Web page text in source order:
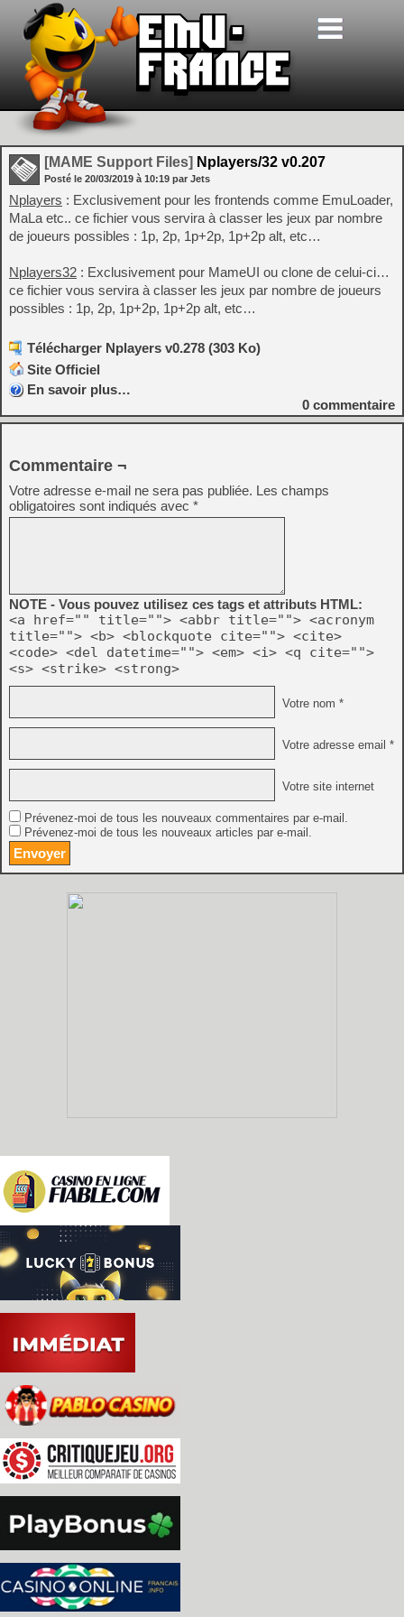
[MAME Support Files] Nplayers/32 v0.207
Posté le 20/03/2019 à 10:19 par Jets
Nplayers : Exclusivement pour les frontends comme EmuLoader,
MaLa etc.. ce fichier vous servira à classer les jeux par nombre
de joueurs possibles : 1p, 2p, 1p+2p, 1p+2p alt, etc…
Nplayers32 : Exclusivement pour MameUI ou clone de celui-ci…
ce fichier vous servira à classer les jeux par nombre de joueurs
possibles : 1p, 2p, 1p+2p, 1p+2p alt, etc…
Télécharger Nplayers v0.278 (303 Ko)
Site Officiel
En savoir plus…
0 commentaire
Commentaire ¬
Votre adresse e-mail ne sera pas publiée. Les champs
obligatoires sont indiqués avec *
NOTE - Vous pouvez utilisez ces tags et attributs HTML:
<a href="" title=""> <abbr title=""> <acronym
title=""> <b> <blockquote cite=""> <cite>
<code> <del datetime=""> <em> <i> <q cite="">
<s> <strike> <strong>
Votre nom *
Votre adresse email *
Votre site internet
Prévenez-moi de tous les nouveaux commentaires par e-mail.
Prévenez-moi de tous les nouveaux articles par e-mail.